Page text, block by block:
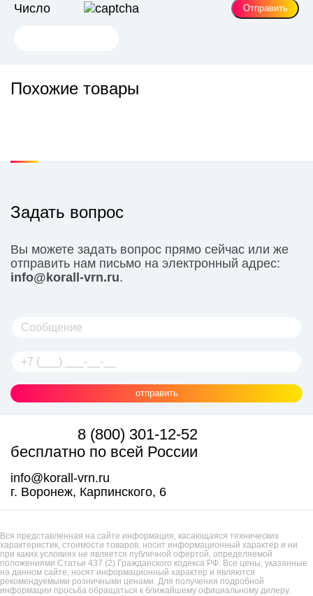
Число
Похожие товары
Задать вопрос
Вы можете задать вопрос прямо сейчас или же
отправить нам письмо на электронный адрес:
info@korall-vrn.ru.
отправить
8 (800) 301-12-52
бесплатно по всей России
info@korall-vrn.ru
г. Воронеж, Карпинского, 6
Вся представленная на сайте информация, касающаяся технических
характеристик, стоимости товаров, носит информационный характер и ни
при каких условиях не является публичной офертой, определяемой
положениями Статьи 437 (2) Гражданского кодекса РФ. Все цены, указанные
на данном сайте, носят информационный характер и являются
рекомендуемыми розничными ценами. Для получения подробной
информации просьба обращаться к ближайшему официальному дилеру.